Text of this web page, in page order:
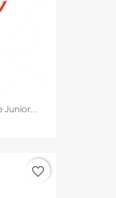
Junior...
favorite_border